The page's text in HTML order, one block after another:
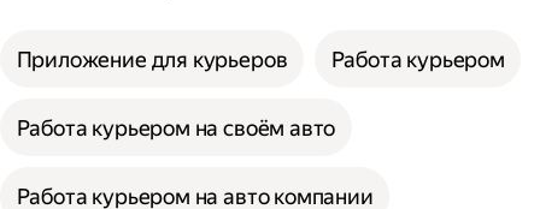
Приложение для курьеров Работа курьером
Работа курьером на своём авто
Работа курьером на авто компании